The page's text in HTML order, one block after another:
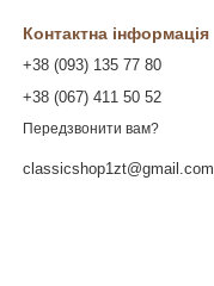
Контактна інформація
+38 (093) 135 77 80
+38 (067) 411 50 52
Передзвонити вам?
classicshop1zt@gmail.com